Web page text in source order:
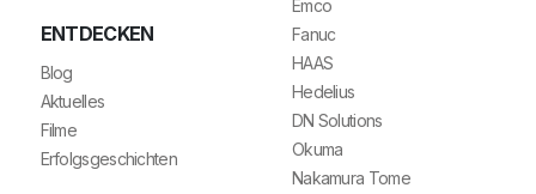
ENTDECKEN
Blog
Aktuelles
Filme
Erfolgsgeschichten
Emco
Fanuc
HAAS
Hedelius
DN Solutions
Okuma
Nakamura Tome